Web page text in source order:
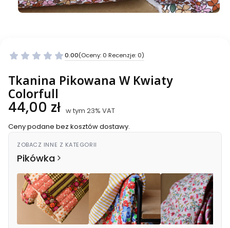
0.00(Oceny: 0 Recenzje: 0)
Przejdź do sekcji Opinie
Tkanina Pikowana W Kwiaty
Colorfull
Cena
44,00 zł w tym 23% VAT
w tym 23% VAT
Ceny podane bez kosztów dostawy.
ZOBACZ INNE Z KATEGORII
Pikówka